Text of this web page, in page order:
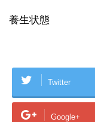
養生状態
Twitter
Google+